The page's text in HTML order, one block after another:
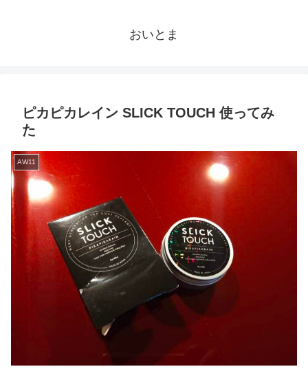
おいとま
ピカピカレイン SLICK TOUCH 使ってみ
た
AW11